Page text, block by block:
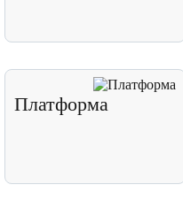
Платформа